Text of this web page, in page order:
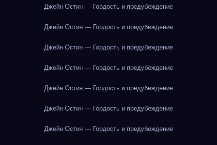
Джейн Остин — Гордость и предубеждение
Джейн Остин — Гордость и предубеждение
Джейн Остин — Гордость и предубеждение
Джейн Остин — Гордость и предубеждение
Джейн Остин — Гордость и предубеждение
Джейн Остин — Гордость и предубеждение
Джейн Остин — Гордость и предубеждение